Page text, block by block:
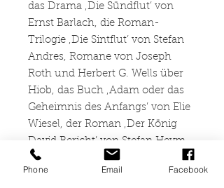
das Drama ‚Die Sündflut’ von
Ernst Barlach, die Roman-
Trilogie ‚Die Sintflut’ von Stefan
Andres, Romane von Joseph
Roth und Herbert G. Wells über
Hiob, das Buch ‚Adam oder das
Geheimnis des Anfangs’ von Elie
Wiesel, der Roman ‚Der König
David Bericht’ von Stefan Heym,
der Roman ‚Jephtas Tochter’ von
Lion Feuchtwanger, der Roman
Phone Email Facebook